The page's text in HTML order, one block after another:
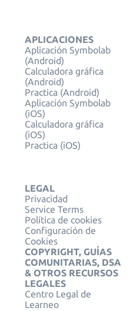
APLICACIONES
Aplicación Symbolab
(Android)
Calculadora gráfica
(Android)
Practica (Android)
Aplicación Symbolab
(iOS)
Calculadora gráfica
(iOS)
Practica (iOS)
LEGAL
Privacidad
Service Terms
Política de cookies
Configuración de
Cookies
COPYRIGHT, GUÍAS
COMUNITARIAS, DSA
& OTROS RECURSOS
LEGALES
Centro Legal de
Learneo